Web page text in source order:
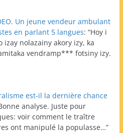
Un jeune vendeur ambulant
en parlant 5 langues: “Hoy i
izay nolazainy akory izy, ka
vendramp*** fotsiny izy.
est-il la dernière chance
analyse. Juste pour
voir comment le traître
ont manipulé la populasse…”